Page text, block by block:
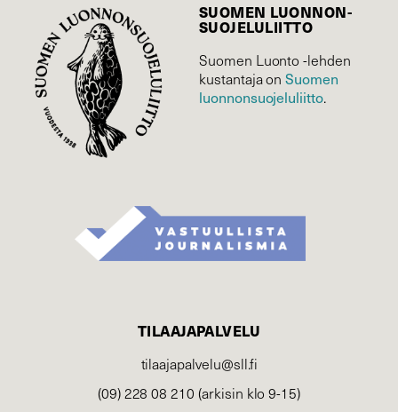
SUOMEN LUONNON­
SUOJELU­LIITTO
Suomen Luonto -lehden
kustantaja onSuomen
luonnonsuojelu­liitto.
TILAAJAPALVELU
tilaajapalvelu@sll.fi
(09) 228 08 210 (arkisin klo 9-15)